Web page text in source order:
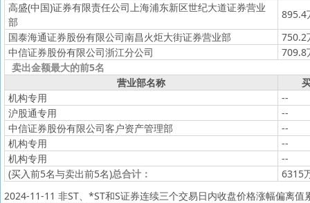
高盛(中国)证券有限责任公司上海浦东新区世纪大道证券营业
部
895.4
国泰海通证券股份有限公司南昌火炬大街证券营业部
750.2
中信证券股份有限公司浙江分公司
709.8
卖出金额最大的前5名
营业部名称
机构专用
--
沪股通专用
--
中信证券股份有限公司客户资产管理部
--
机构专用
--
机构专用
--
(买入前5名与卖出前5名)总合计：
6315
2024-11-11 非ST、*ST和S证券连续三个交易日内收盘价格涨幅偏离值